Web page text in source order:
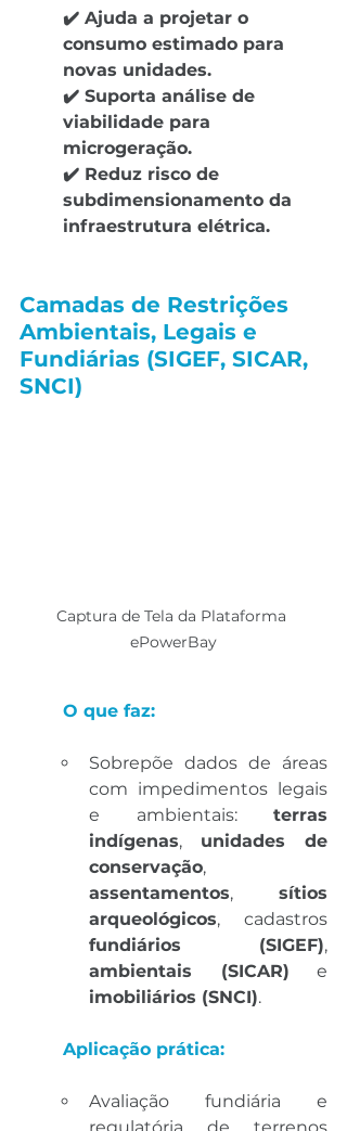
✔️ Ajuda a projetar o
consumo estimado para
novas unidades.
✔️ Suporta análise de
viabilidade para
microgeração.
✔️ Reduz risco de
subdimensionamento da
infraestrutura elétrica.
Camadas de Restrições
Ambientais, Legais e
Fundiárias (SIGEF, SICAR,
SNCI)
Captura de Tela da Plataforma
ePowerBay
O que faz:
Sobrepõe dados de áreas
com impedimentos legais
e ambientais: terras
indígenas, unidades de
conservação
assentamentos, sítios
arqueológicos
fundiários (SIGEF)
ambientais (SICAR)
imobiliários (SNCI).
Aplicação prática:
Avaliação fundiária e
regulatória de terrenos